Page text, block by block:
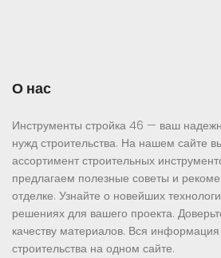
О нас
Инструменты стройка 46 — ваш
нужд строительства. На нашем сайте
ассортимент строительных
предлагаем полезные советы и
отделке. Узнайте о новейших
решениях для вашего проекта.
качеству материалов. Вся
строительства на одном сайте.